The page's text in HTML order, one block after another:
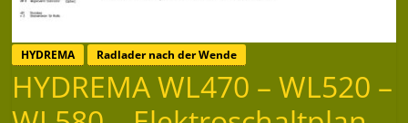
HYDREMA Radlader nach der Wende
HYDREMA WL470 – WL520 –